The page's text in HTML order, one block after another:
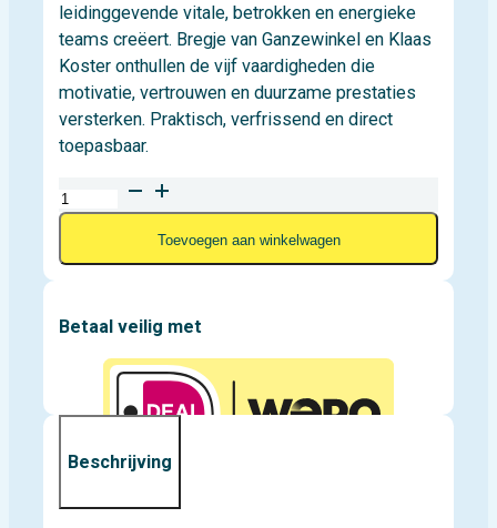
leidinggevende vitale, betrokken en energieke
teams creëert. Bregje van Ganzewinkel en Klaas
Koster onthullen de vijf vaardigheden die
motivatie, vertrouwen en duurzame prestaties
versterken. Praktisch, verfrissend en direct
toepasbaar.
Vitaal
Leiderschap
Toevoegen aan winkelwagen
Betaal veilig met
Beschrijving